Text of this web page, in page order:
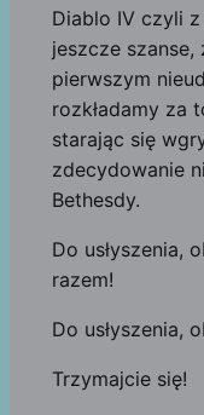
Diablo IV czyli
jeszcze
pierwszym
rozkładamy za
starając się
zdecydowanie
Bethesdy.
Do usłyszenia,
razem!
Do usłyszenia,
Trzymajcie się!